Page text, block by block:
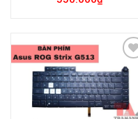
Add to
Wishlist